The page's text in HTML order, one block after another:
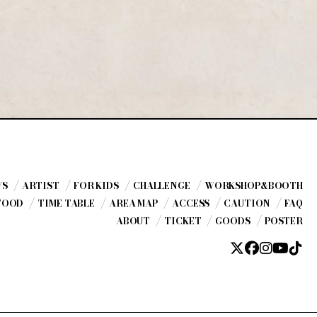
ARTIST FOR KIDS CHALLENGE WORKSHOP&BOOTH
TIME TABLE AREA MAP ACCESS CAUTION
FAQ
ABOUT
TICKET GOODS POSTER